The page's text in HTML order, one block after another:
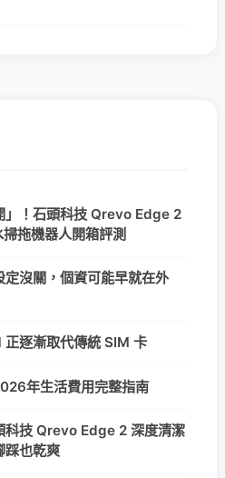
」！石頭科技 Qrevo Edge 2
拖機器人開箱評測
沒關，個資可能早就在外
逐漸取代傳統 SIM 卡
年生活費用完整指南
科技 Qrevo Edge 2 深度清潔
踩也乾爽